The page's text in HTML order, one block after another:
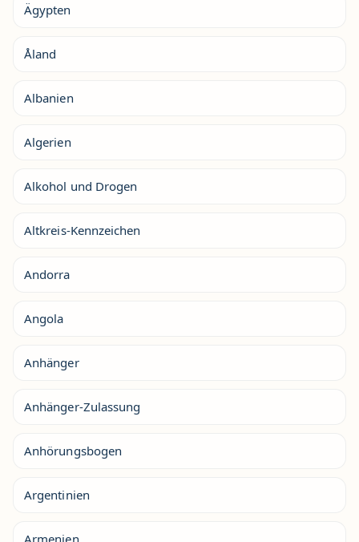
Ägypten
Åland
Albanien
Algerien
Alkohol und Drogen
Altkreis-Kennzeichen
Andorra
Angola
Anhänger
Anhänger-Zulassung
Anhörungsbogen
Argentinien